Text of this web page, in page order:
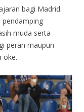
bagi Madrid.
muda serta
peran maupun
oke.